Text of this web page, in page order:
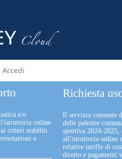
Accedi
e/o
online
ai criteri stabiliti
e
Richiesta
Il servizio consente
delle palestre
sportiva 2024-2025,
all'istruttoria online
relative tariffe di
diretto e pagamenti